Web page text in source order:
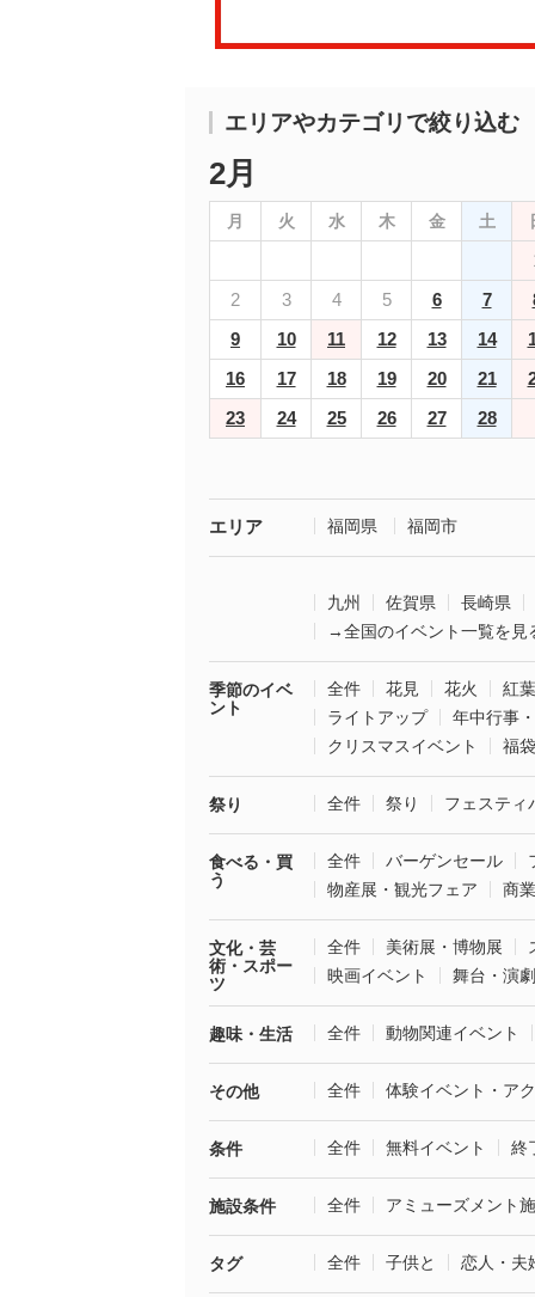
エリアやカテゴリで絞り込む
2月
月 火 水 木 金 土
2
3 4 5 6 7
9
10 11 12 13 14
16
17 18 19 20 21
23
24 25 26 27 28
エリア 福岡県 福岡市
九州 佐賀県
長崎県
→全国のイベント一覧を見
季節のイベ
ント
全件 花見 花火
紅葉
ライトアップ
年中行事
クリスマスイベント
福
祭り 全件 祭り フェスティ
食べる・買
う
全件 バーゲンセール
物産展・観光フェア
商
文化・芸
術・スポー
ツ
全件 美術展・博物展
映画イベント
舞台・演劇
趣味・生活 全件 動物関連イベント
その他 全件 体験イベント・ア
条件 全件 無料イベント 終
施設条件 全件 アミューズメント
タグ 全件 子供と 恋人・夫